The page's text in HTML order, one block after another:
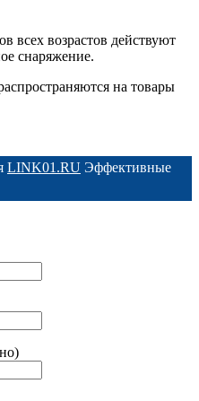
всех возрастов действуют
снаряжение.
на товары
LINK01.RU Эффективные